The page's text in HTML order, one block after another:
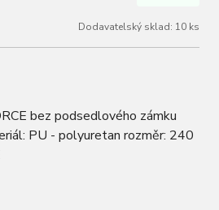
Dodavatelský sklad: 10 ks
bez podsedlového zámku
PU - polyuretan rozměr: 240